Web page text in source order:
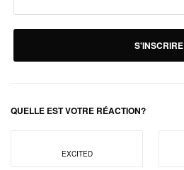
S'INSCRIRE
QUELLE EST VOTRE RÉACTION?
EXCITED